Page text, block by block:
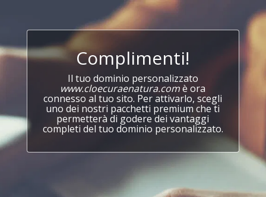
Complimenti!
Il tuo dominio personalizzato
www.cloecuraenatura.comè ora
connesso al tuo sito. Per attivarlo, scegli
uno dei nostri pacchetti premium che ti
permetterà di godere dei vantaggi
completi del tuo dominio personalizzato.